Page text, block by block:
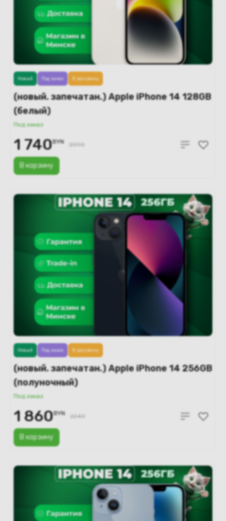
(новый. запечатан.) Apple iPhone 14 128GB
(белый)
Под заказ
В корзину
Новый Под заказ В рассрочку
1 740BYN 2090
(новый. запечатан.) Apple iPhone 14 256GB
(полуночный)
Под заказ
В корзину
Новый Под заказ В рассрочку
1 860BYN 2240